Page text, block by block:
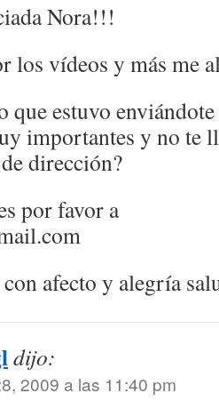
Nora!!!
los vídeos y más me
que estuvo
importantes y no te
dirección?
por favor a
afecto y alegría
dijo:
2009 a las 11:40 pm